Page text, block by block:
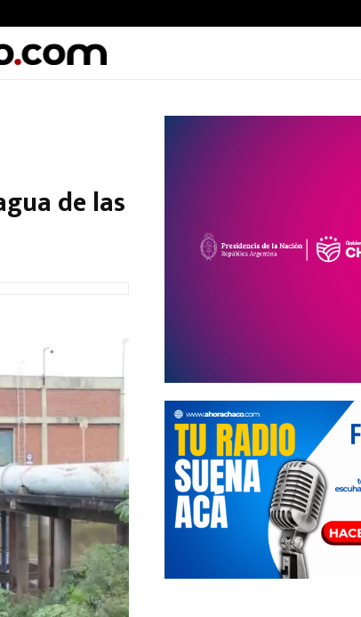
de las